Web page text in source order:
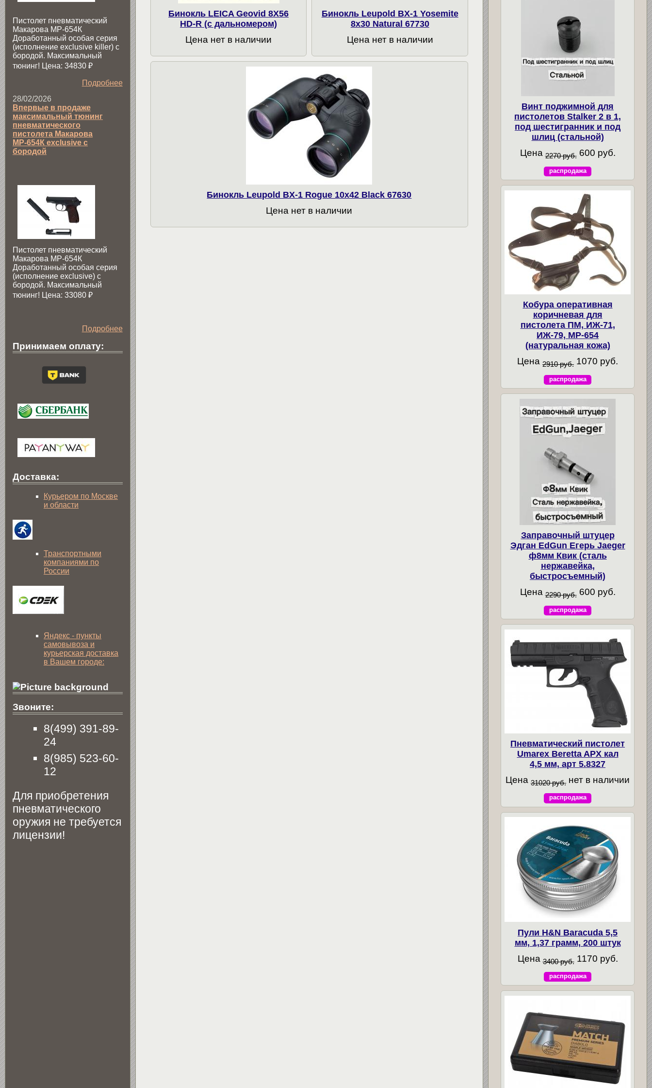
Бинокль LEICA Geovid 8X56
HD-R (с дальномером)
Цена нет в наличии
Бинокль Leupold BX-1 Yosemite
8x30 Natural 67730
Цена нет в наличии
Бинокль Leupold BX-1 Rogue 10x42 Black 67630
Цена нет в наличии
Пистолет пневматический
Макарова МР-654К
Доработанный особая серия
(исполнение exclusive killer) с
бородой. Максимальный
тюнинг! Цена: 34830 ₽
Подробнее
28/02/2026
Впервые в продаже
максимальный тюнинг
пневматического
пистолета Макарова
МР-654К exclusive с
бородой
Пистолет пневматический
Макарова МР-654К
Доработанный особая серия
(исполнение exclusive) c
бородой. Максимальный
тюнинг! Цена: 33080 ₽
Подробнее
Принимаем оплату:
Доставка:
Курьером по Москве
и области
Транспортными
компаниями по
России
Яндекс - пункты
самовывоза и
курьерская доставка
в Вашем городе:
Звоните:
8(499) 391-89-
24
8(985) 523-60-
12
Для приобретения
пневматического
оружия не требуется
лицензии!
Винт поджимной для
пистолетов Stalker 2 в 1,
под шестигранник и под
шлиц (стальной)
Цена 2270 руб. 600 руб.
распродажа
Кобура оперативная
коричневая для
пистолета ПМ, ИЖ-71,
ИЖ-79, МР-654
(натуральная кожа)
Цена 2910 руб. 1070 руб.
распродажа
Заправочный штуцер
Эдган EdGun Егерь Jaeger
ф8мм Квик (сталь
нержавейка,
быстросъемный)
Цена 2290 руб. 600 руб.
распродажа
Пневматический пистолет
Umarex Beretta APX кал
4,5 мм, арт 5.8327
Цена31020 руб. нет в наличии
распродажа
Пули H&N Baracuda 5,5
мм, 1,37 грамм, 200 штук
Цена 3400 руб. 1170 руб.
распродажа